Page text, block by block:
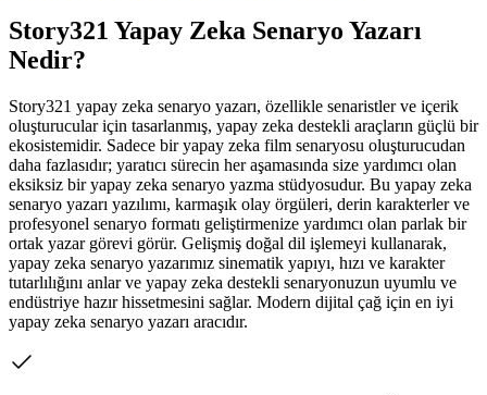
Story321 Yapay Zeka Senaryo Yazarı
Nedir?
Story321 yapay zeka senaryo yazarı, özellikle senaristler ve içerik
oluşturucular için tasarlanmış, yapay zeka destekli araçların güçlü bir
ekosistemidir. Sadece bir yapay zeka film senaryosu oluşturucudan
daha fazlasıdır; yaratıcı sürecin her aşamasında size yardımcı olan
eksiksiz bir yapay zeka senaryo yazma stüdyosudur. Bu yapay zeka
senaryo yazarı yazılımı, karmaşık olay örgüleri, derin karakterler ve
profesyonel senaryo formatı geliştirmenize yardımcı olan parlak bir
ortak yazar görevi görür. Gelişmiş doğal dil işlemeyi kullanarak,
yapay zeka senaryo yazarımız sinematik yapıyı, hızı ve karakter
tutarlılığını anlar ve yapay zeka destekli senaryonuzun uyumlu ve
endüstriye hazır hissetmesini sağlar. Modern dijital çağ için en iyi
yapay zeka senaryo yazarı aracıdır.